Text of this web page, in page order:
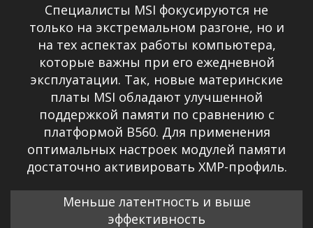
Специалисты MSI фокусируются не
только на экстремальном разгоне, но и
на тех аспектах работы компьютера,
которые важны при его ежедневной
эксплуатации. Так, новые материнские
платы MSI обладают улучшенной
поддержкой памяти по сравнению с
платформой B560. Для применения
оптимальных настроек модулей памяти
достаточно активировать XMP-профиль.
Меньше латентность и выше
эффективность